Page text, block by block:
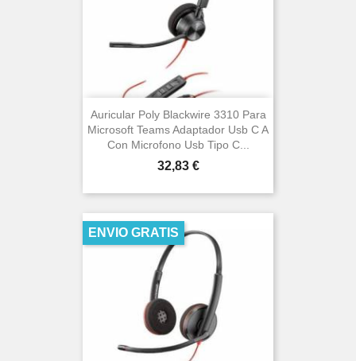
Auricular Poly Blackwire 3310 Para
Microsoft Teams Adaptador Usb C A
Con Microfono Usb Tipo C...
Precio
32,83 €
ENVIO GRATIS